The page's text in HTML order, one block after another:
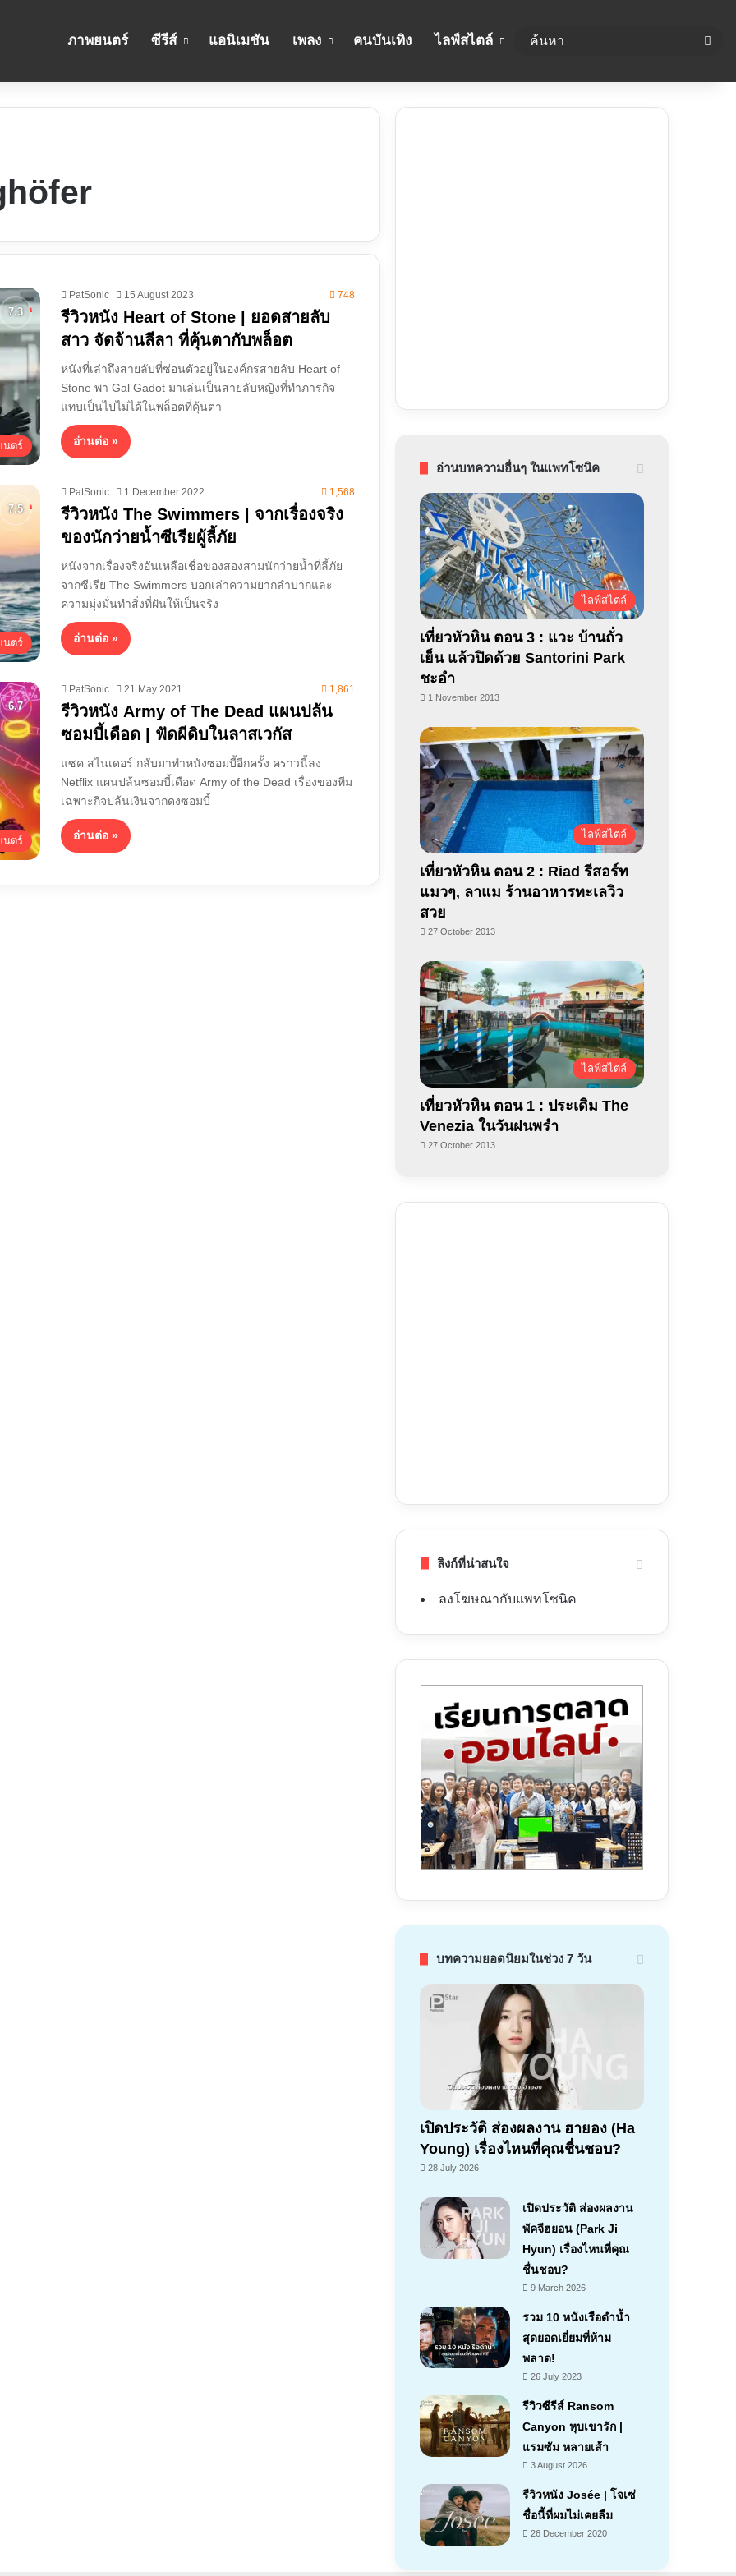
ภาพยนตร์ ซีรีส์ แอนิเมชัน เพลง คนบันเทิง ไลฟ์สไตล์
นตร์
PatSonic 15 August 2023 748
รีวิวหนัง Heart of Stone | ยอดสายลับ
สาว จัดจ้านลีลา ที่คุ้นตากับพล็อต
หนังที่เล่าถึงสายลับที่ซ่อนตัวอยู่ในองค์กรสายลับ Heart of
Stone พา Gal Gadot มาเล่นเป็นสายลับหญิงที่ทำภารกิจ
แทบเป็นไปไม่ได้ในพล็อตที่คุ้นตา
อ่านต่อ »
นตร์
PatSonic 1 December 2022 1,568
รีวิวหนัง The Swimmers | จากเรื่องจริง
ของนักว่ายน้ำซีเรียผู้ลี้ภัย
หนังจากเรื่องจริงอันเหลือเชื่อของสองสามนักว่ายน้ำที่ลี้ภัย
จากซีเรีย The Swimmers บอกเล่าความยากลำบากและ
ความมุ่งมั่นทำสิ่งที่ฝันให้เป็นจริง
อ่านต่อ »
นตร์
PatSonic 21 May 2021 1,861
รีวิวหนัง Army of The Dead แผนปล้น
ซอมบี้เดือด | ฟัดผีดิบในลาสเวกัส
แซค สไนเดอร์ กลับมาทำหนังซอมบี้อีกครั้ง คราวนี้ลง
Netflix แผนปล้นซอมบี้เดือด Army of the Dead เรื่องของทีม
เฉพาะกิจปล้นเงินจากดงซอมบี้
อ่านต่อ »
อ่านบทความอื่นๆ ในแพทโซนิค
ไลฟ์สไตล์
เที่ยวหัวหิน ตอน 3 : แวะ บ้านถั่ว
เย็น แล้วปิดด้วย Santorini Park
ชะอำ
1 November 2013
ไลฟ์สไตล์
เที่ยวหัวหิน ตอน 2 : Riad รีสอร์ท
แมวๆ, ลาแม ร้านอาหารทะเลวิว
สวย
27 October 2013
ไลฟ์สไตล์
เที่ยวหัวหิน ตอน 1 : ประเดิม The
Venezia ในวันฝนพรำ
27 October 2013
ลิงก์ที่น่าสนใจ
ลงโฆษณากับแพทโซนิค
บทความยอดนิยมในช่วง 7 วัน
เปิดประวัติ ส่องผลงาน ฮายอง (Ha
Young) เรื่องไหนที่คุณชื่นชอบ?
28 July 2026
เปิดประวัติ ส่องผลงาน
พัคจีฮยอน (Park Ji
Hyun) เรื่องไหนที่คุณ
ชื่นชอบ?
9 March 2026
รวม 10 หนังเรือดำน้ำ
สุดยอดเยี่ยมที่ห้าม
พลาด!
26 July 2023
7.1
รีวิวซีรีส์ Ransom
Canyon หุบเขารัก |
แรมซัม หลายเส้า
3 August 2026
7.2
รีวิวหนัง Josée | โจเซ่
ชื่อนี้ที่ผมไม่เคยลืม
26 December 2020